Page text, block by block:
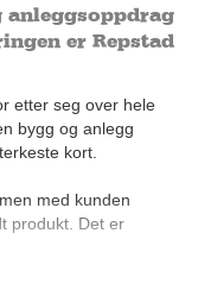
er Repstad
etter seg over hele
bygg og anlegg
kort.
med kunden
produkt. Det er